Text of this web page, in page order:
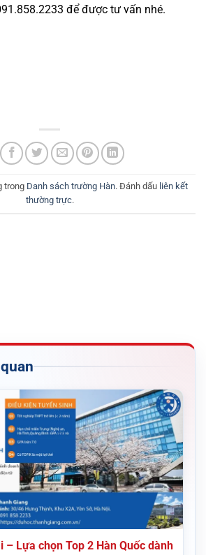
để được tư vấn nhé.
trong Danh sách trường Hàn. Đánh dấu liên kết
thường trực.
– Lựa chọn Top 2 Hàn Quốc dành